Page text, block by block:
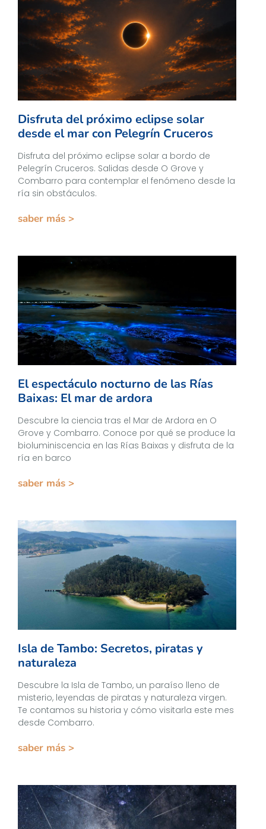
Disfruta del próximo eclipse solar
desde el mar con Pelegrín Cruceros
Disfruta del próximo eclipse solar a bordo de
Pelegrín Cruceros. Salidas desde O Grove y
Combarro para contemplar el fenómeno desde la
ría sin obstáculos.
saber más >
El espectáculo nocturno de las Rías
Baixas: El mar de ardora
Descubre la ciencia tras el Mar de Ardora en O
Grove y Combarro. Conoce por qué se produce la
bioluminiscencia en las Rías Baixas y disfruta de la
ría en barco
saber más >
Isla de Tambo: Secretos, piratas y
naturaleza
Descubre la Isla de Tambo, un paraíso lleno de
misterio, leyendas de piratas y naturaleza virgen.
Te contamos su historia y cómo visitarla este mes
desde Combarro.
saber más >